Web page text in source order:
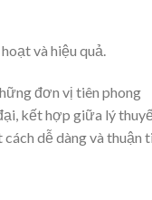
và hiệu quả.
đơn vị tiên phong
kết hợp giữa lý
dễ dàng và thuận